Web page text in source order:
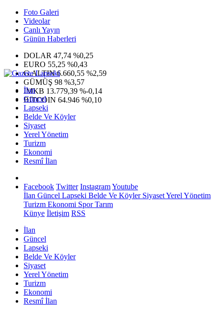
Foto Galeri
Videolar
Canlı Yayın
Günün Haberleri
DOLAR 47,74 %0,25
EURO 55,25 %0,43
G.ALTIN6.660,55 %2,59
GÜMÜŞ 98 %3,57
IMKB 13.779,39 %-0,14
BITCOIN 64.946 %0,10
İlan
Güncel
Lapseki
Belde Ve Köyler
Siyaset
Yerel Yönetim
Turizm
Ekonomi
Resmî İlan
Facebook Twitter InstagramYoutube
İlan Güncel Lapseki Belde Ve KöylerSiyasetYerel Yönetim
Turizm Ekonomi SporTarım
Künye İletişim RSS
İlan
Güncel
Lapseki
Belde Ve Köyler
Siyaset
Yerel Yönetim
Turizm
Ekonomi
Resmî İlan